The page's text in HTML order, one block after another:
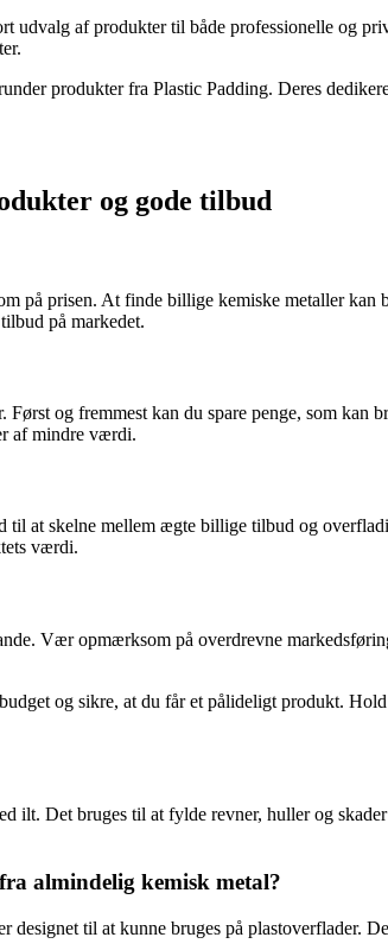
udvalg af produkter til både professionelle og
produkter fra Plastic Padding. Deres
og gode tilbud
på prisen. At finde billige kemiske metaller kan
på markedet.
og fremmest kan du spare penge, som
af mindre værdi.
at skelne mellem ægte billige tilbud og
værdi.
Vær opmærksom på overdrevne
og sikre, at du får et pålideligt produkt.
ilt. Det bruges til at fylde revner, huller og
almindelig kemisk metal?
til at kunne bruges på plastoverflader.